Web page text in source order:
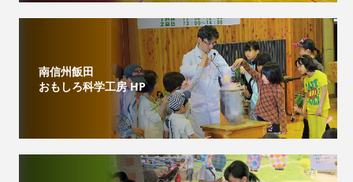
南信州飯田
おもしろ科学工房 HP